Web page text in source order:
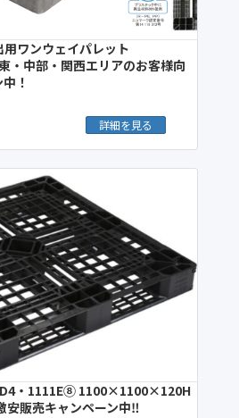
ワンウェイパレット
中部・関西エリアのお客様向
！
詳細を見る
・1111E⑧ 1100×1100×120H
安販売キャンペーン中‼︎